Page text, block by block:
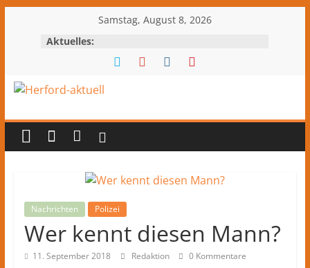
springen
Samstag, August 8, 2026
Aktuelles:
Herford-
aktuell
Kultur
aus
Herford
und
Nachrichten Polizei
Wer kennt diesen Mann?
11. September 2018 Redaktion 0 Kommentare